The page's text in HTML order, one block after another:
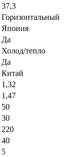
37,3
Горизонтальный
Япония
Да
Холод/тепло
Да
Китай
1,32
1,47
50
30
220
40
5